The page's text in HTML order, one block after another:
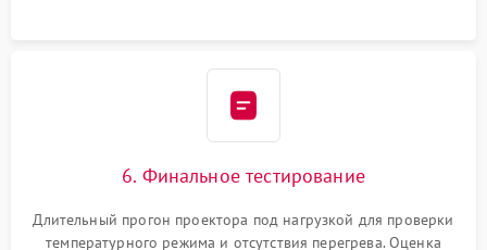
6. Финальное тестирование
Длительный прогон проектора под нагрузкой для проверки
температурного режима и отсутствия перегрева. Оценка